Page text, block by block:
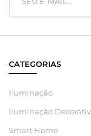
CATEGORIAS
Iluminação
Iluminação
Smart Home